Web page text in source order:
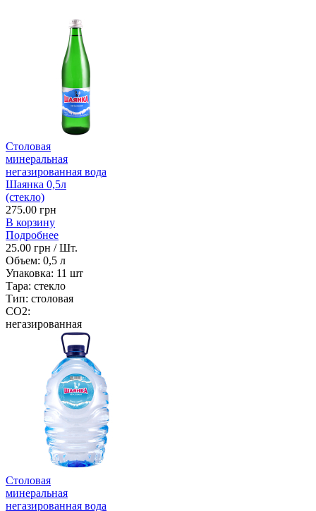
Столовая
минеральная
негазированная вода
Шаянка 0,5л
(стекло)
275.00 грн
В корзину
Подробнее
25.00 грн / Шт.
Объем: 0,5 л
Упаковка: 11 шт
Тара: стекло
Тип: столовая
CO2:
негазированная
Столовая
минеральная
негазированная вода